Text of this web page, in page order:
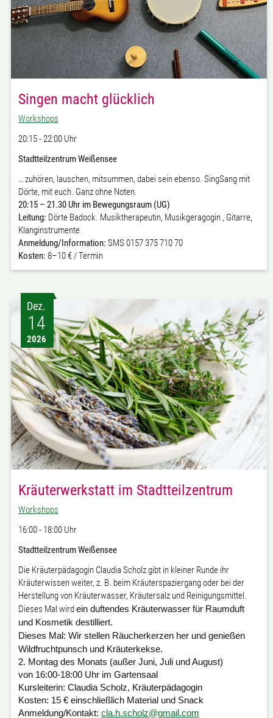
Singen macht glücklich
Workshops
20:15 - 22:00 Uhr
Stadtteilzentrum Weißensee
… zuhören, lauschen, mitsummen, dabei sein ebenso. SingSang mit
Dörte, mit euch. Ganz ohne Noten.
20:15 – 21.30 Uhr im Bewegungsraum (UG)
Leitung: Dörte Badock. Musiktherapeutin, Musikgeragogin , Gitarre,
Klanginstrumente
Anmeldung/Information: SMS 0157 375 710 70
Kosten: 8–10 € / Termin
Dez.
14
2026
Kräuterwerkstatt im Stadtteilzentrum
Workshops
16:00 - 18:00 Uhr
Stadtteilzentrum Weißensee
Die Kräuterpädagogin Claudia Scholz gibt in kleiner Runde ihr
Kräuterwissen weiter, z. B. beim Kräuterspaziergang oder bei der
Herstellung von Kräuterwasser, Kräutersalz und Reinigungsmittel.
Dieses Mal wird ein duftendes Kräuterwasser für Raumduft
und Kosmetik destilliert.
Dieses Mal: Wir stellen Räucherkerzen her und genießen
Wildfruchtpunsch und Kräuterkekse.
2. Montag des Monats (außer Juni, Juli und August)
von 16:00-18:00 Uhr im Gartensaal
Kursleiterin: Claudia Scholz, Kräuterpädagogin
Kosten: 15 € einschließlich Material und Snack
Anmeldung/Kontakt: cla.h.scholz@gmail.com